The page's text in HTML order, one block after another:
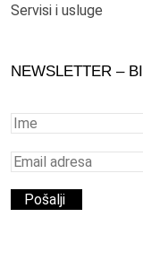
Servisi i usluge
NEWSLETTER –